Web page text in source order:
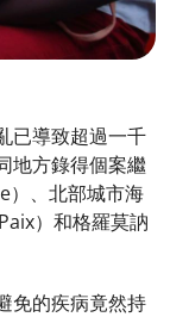
已導致超過一千
地方錄得個案繼
）、北部城市海
）和格羅莫訥
免的疾病竟然持